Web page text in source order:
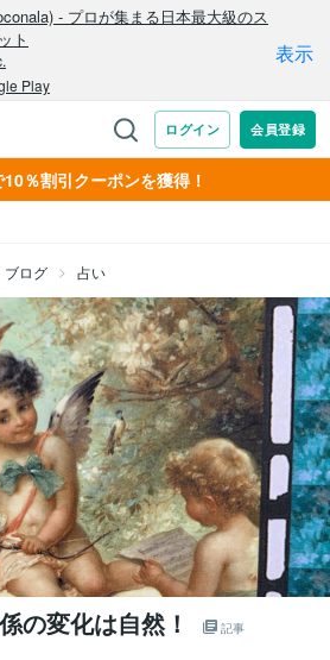
％割引クーポンを獲得！
ブログ 占い
変化は自然！ 記事